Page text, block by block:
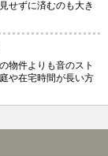
せずに済むのも大き
物件よりも音のスト
や在宅時間が長い方